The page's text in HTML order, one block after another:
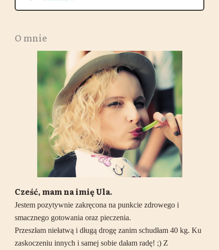
O mnie
Cześć, mam na imię Ula.
Jestem pozytywnie zakręcona na punkcie zdrowego i
smacznego gotowania oraz pieczenia.
Przeszłam niełatwą i długą drogę zanim schudłam 40 kg. Ku
zaskoczeniu innych i samej sobie dałam radę! ;) Z